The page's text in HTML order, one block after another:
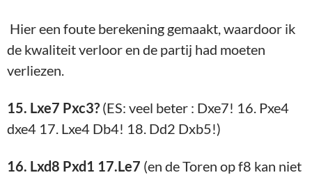
Hier een foute berekening gemaakt, waardoor ik
de kwaliteit verloor en de partij had moeten
verliezen.
15. Lxe7 Pxc3? (ES: veel beter : Dxe7! 16. Pxe4
dxe4 17. Lxe4 Db4! 18. Dd2 Dxb5!)
16. Lxd8 Pxd1 17.Le7 (en de Toren op f8 kan niet